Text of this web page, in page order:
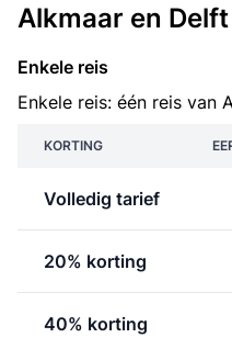
Alkmaar en Delft
Enkele reis
Enkele reis: één reis van
KORTING
Volledig tarief
20% korting
40% korting